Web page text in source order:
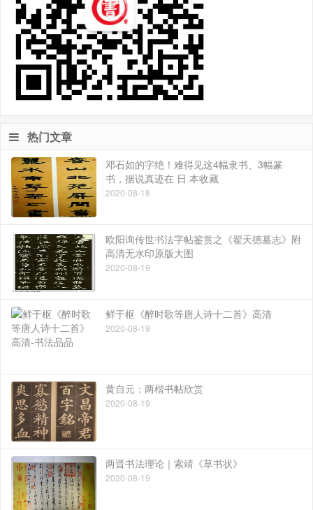
热门文章
邓石如的字绝！难得见这4幅隶书、3幅篆
书，据说真迹在 日 本收藏
2020-08-18
欧阳询传世书法字帖鉴赏之《翟天德墓志》附
高清无水印原版大图
2020-08-19
鲜于枢《醉时歌等唐人诗十二首》高清
2020-08-19
黄自元：两楷书帖欣赏
2020-08-19
两晋书法理论｜索靖《草书状》
2020-08-19